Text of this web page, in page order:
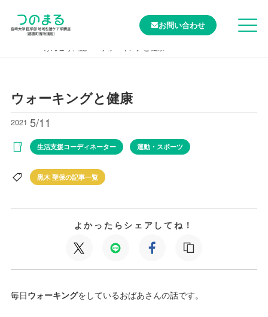
お問い合わせ
ウォーキングと健康
2021 5/11
生活支援コーディネーター 運動・スポーツ
黒木 聖保の記事一覧
よかったらシェアしてね！
毎日ウォーキングをしているおばあさんの話です。